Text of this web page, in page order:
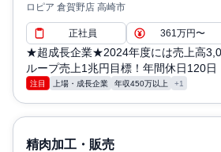
ロピア 倉賀野店 高崎市
正社員 361万円〜
★超成長企業★2024年度には売上高
ループ売上1兆円目標！年間休日120日
注目 上場・成長企業 年収450万以上 +1
精肉加工・販売